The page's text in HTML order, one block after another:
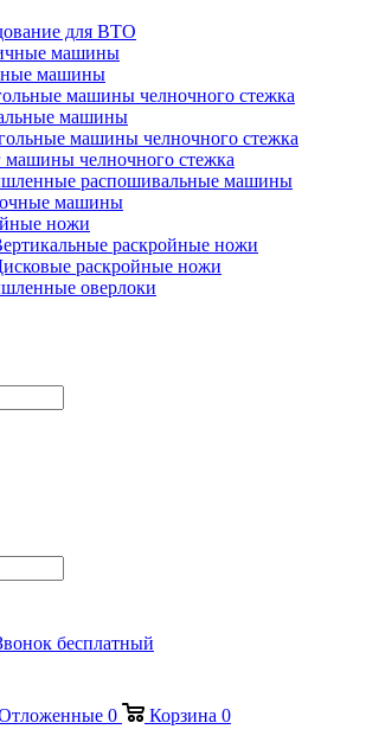
для ВТО
машины
машины
машины челночного стежка
машины
машины челночного стежка
машины челночного стежка
распошивальные машины
машины
ножи
раскройные ножи
раскройные ножи
оверлоки
бесплатный
0 Корзина 0